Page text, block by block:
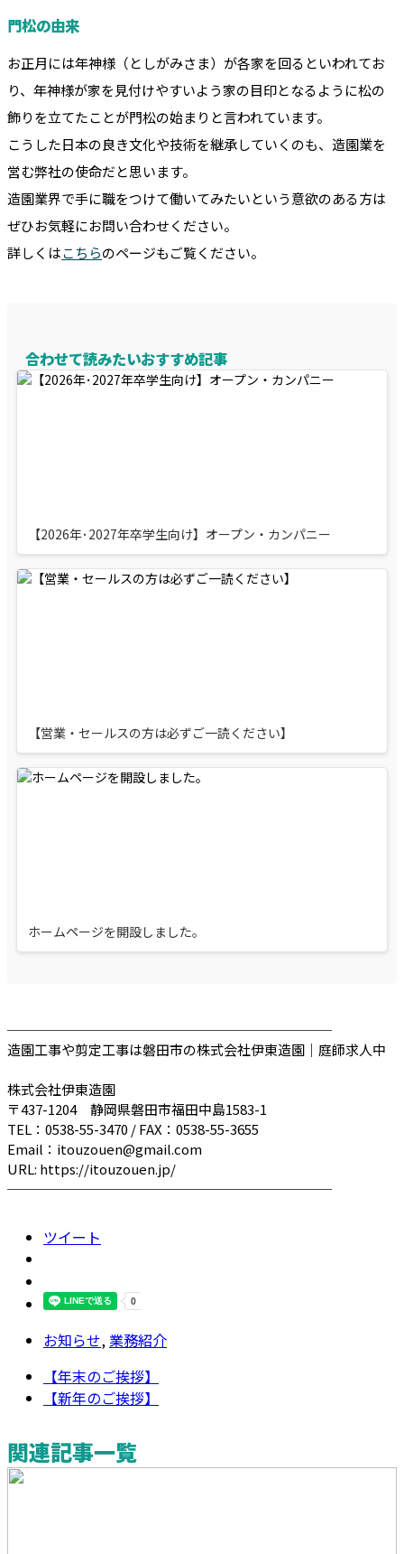
門松の由来
お正月には年神様（としがみさま）が各家を回るといわれてお
り、年神様が家を見付けやすいよう家の目印となるように松の
飾りを立てたことが門松の始まりと言われています。
こうした日本の良き文化や技術を継承していくのも、造園業を
営む弊社の使命だと思います。
造園業界で手に職をつけて働いてみたいという意欲のある方は
ぜひお気軽にお問い合わせください。
詳しくはこちらのページもご覧ください。
合わせて読みたいおすすめ記事
【2026年･2027年卒学生向け】オープン・カンパニー
【営業・セールスの方は必ずご一読ください】
ホームページを開設しました。
────────────────────────
造園工事や剪定工事は磐田市の株式会社伊東造園｜庭師求人中
株式会社伊東造園
〒437-1204 静岡県磐田市福田中島1583-1
TEL：0538-55-3470 / FAX：0538-55-3655
Email：itouzouen@gmail.com
URL: https://itouzouen.jp/
────────────────────────
ツイート
お知らせ,業務紹介
【年末のご挨拶】
【新年のご挨拶】
関連記事一覧